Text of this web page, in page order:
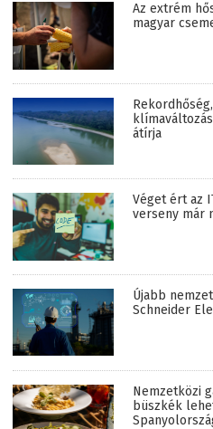
Az extrém
magyar
átírja
Véget ért az
verseny már
Újabb
Schneider
Nemzetközi
büszkék